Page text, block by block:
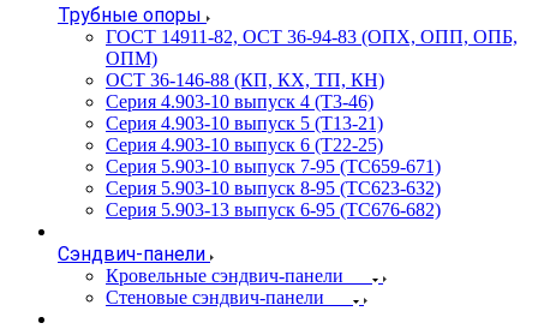
Трубные опоры
ГОСТ 14911-82, ОСТ 36-94-83 (ОПХ, ОПП, ОПБ,
ОПМ)
ОСТ 36-146-88 (КП, КХ, ТП, КН)
Серия 4.903-10 выпуск 4 (Т3-46)
Серия 4.903-10 выпуск 5 (Т13-21)
Серия 4.903-10 выпуск 6 (Т22-25)
Серия 5.903-10 выпуск 7-95 (ТС659-671)
Серия 5.903-10 выпуск 8-95 (ТС623-632)
Серия 5.903-13 выпуск 6-95 (ТС676-682)
Сэндвич-панели
Кровельные сэндвич-панели
Стеновые сэндвич-панели